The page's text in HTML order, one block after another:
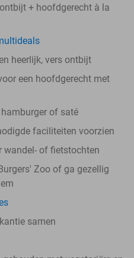
+ hoofdgerecht à la
heerlijk, vers ontbijt
een hoofdgerecht met
of saté
faciliteiten voorzien
wandel- of fietstochten
Zoo of ga gezellig
samen